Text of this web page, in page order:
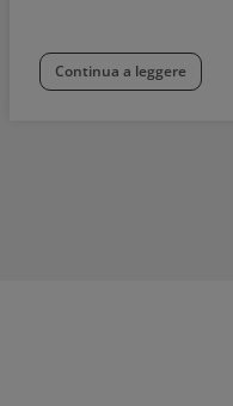
Continua a leggere